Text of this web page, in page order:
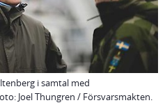
i samtal med
Joel Thungren / Försvarsmakten.